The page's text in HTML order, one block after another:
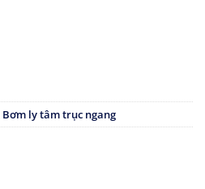
Bơm ly tâm trục ngang